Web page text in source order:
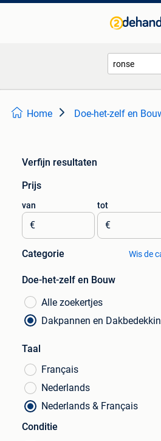
Home Doe-het-zelf en
Verfijn resultaten
Prijs
van
€
tot
€
Categorie Wis de
Doe-het-zelf en Bouw
Alle zoekertjes
Dakpannen en
Taal
Français
Nederlands
Nederlands & Français
Conditie